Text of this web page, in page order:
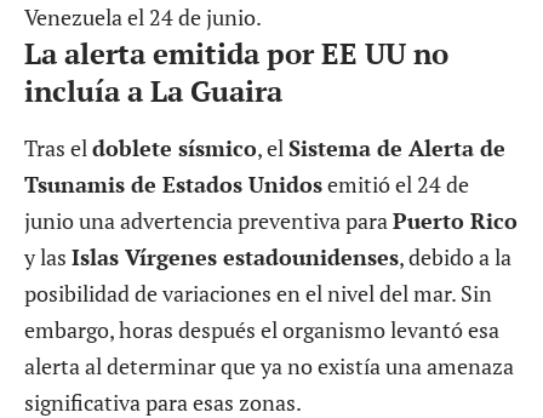
Venezuela el 24 de junio.
La alerta emitida por EE UU no
incluía a La Guaira
Tras el doblete sísmico, el Sistema de Alerta de
Tsunamis de Estados Unidosemitió el 24 de
junio una advertencia preventiva para Puerto Rico
y las Islas Vírgenes estadounidenses, debido a la
posibilidad de variaciones en el nivel del mar. Sin
embargo, horas después el organismo levantó esa
alerta al determinar que ya no existía una amenaza
significativa para esas zonas.